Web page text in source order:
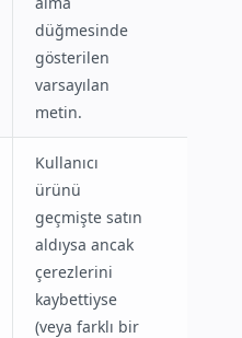
düğmesinde
gösterilen
varsayılan
metin.
Kullanıcı
ürünü
geçmişte satın
aldıysa ancak
çerezlerini
kaybettiyse
(veya farklı bir